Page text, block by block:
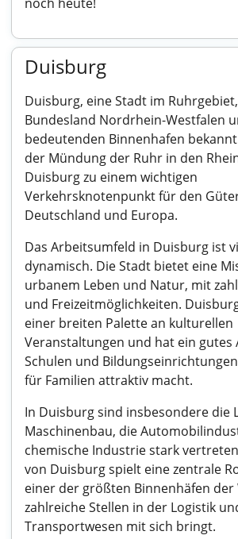
Duisburg
Duisburg, eine Stadt im
Bundesland Nordrhein-Westfalen
bedeutenden Binnenhafen
der Mündung der Ruhr in den
Duisburg zu einem wichtigen
Verkehrsknotenpunkt für den
Deutschland und Europa.
Das Arbeitsumfeld in Duisburg ist
dynamisch. Die Stadt bietet eine
urbanem Leben und Natur, mit
und Freizeitmöglichkeiten.
einer breiten Palette an kulturellen
Veranstaltungen und hat ein gutes
Schulen und
für Familien attraktiv macht.
In Duisburg sind insbesondere die
Maschinenbau, die
chemische Industrie stark
von Duisburg spielt eine zentrale
einer der größten Binnenhäfen der
zahlreiche Stellen in der Logistik
Transportwesen mit sich bringt.